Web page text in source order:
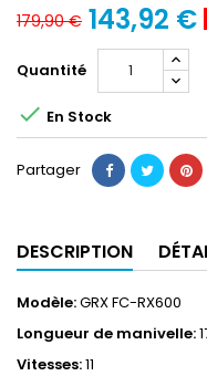
179,90 € 143,92 €
Quantité
 En Stock
Partager
DESCRIPTION
Modèle:GRX FC-RX600
Longueur de manivelle:
Vitesses:11